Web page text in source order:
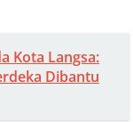
Kota Langsa:
Dibantu